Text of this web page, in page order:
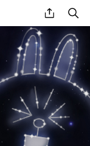
share